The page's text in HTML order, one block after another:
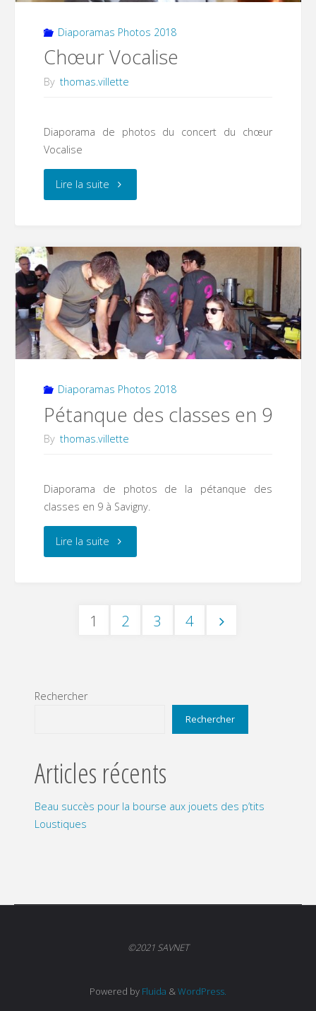
des
St
sur
Diaporamas Photos 2018
Chœur Vocalise
By thomas.villette
Diaporama de photos du concert du chœur
Vocalise
Lire la suite"Chœur
Diaporamas Photos 2018
Pétanque des classes en 9
By thomas.villette
Diaporama de photos de la pétanque des
classes en 9 à Savigny.
Lire la suite"Pétanque
des
publications
1 2 3 4
Rechercher
Rechercher
Articles récents
Beau succès pour la bourse aux jouets des p’tits
Loustiques
©2021 SAVNET
Powered by Fluida &WordPress.